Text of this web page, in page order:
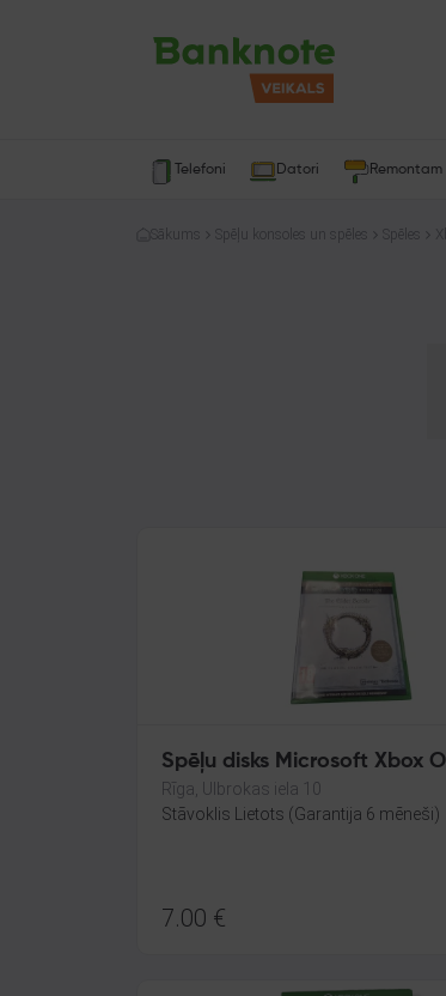
Telefoni Datori Remontam
Sākums Spēļu konsoles un spēles Spēles
Spēļu disks Microsoft Xbox
Rīga, Ulbrokas iela 10
Stāvoklis Lietots (Garantija 6 mēneši)
7.00 €